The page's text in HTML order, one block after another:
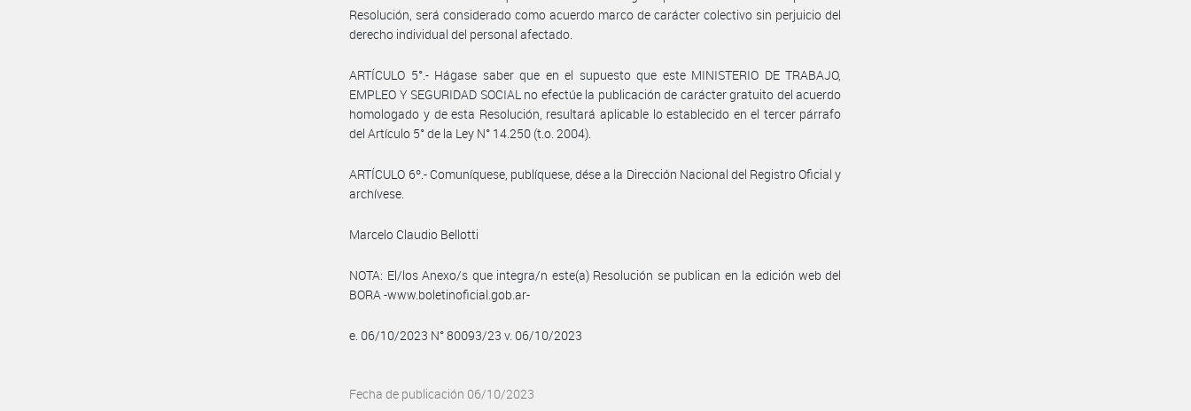
Resolución, será considerado como acuerdo marco de carácter colectivo sin perjuicio del
derecho individual del personal afectado.
ARTÍCULO 5°.- Hágase saber que en el supuesto que este MINISTERIO DE TRABAJO,
EMPLEO Y SEGURIDAD SOCIAL no efectúe la publicación de carácter gratuito del acuerdo
homologado y de esta Resolución, resultará aplicable lo establecido en el tercer párrafo
del Artículo 5° de la Ley N° 14.250 (t.o. 2004).
ARTÍCULO 6º.- Comuníquese, publíquese, dése a la Dirección Nacional del Registro Oficial y
archívese.
Marcelo Claudio Bellotti
NOTA: El/los Anexo/s que integra/n este(a) Resolución se publican en la edición web del
BORA -www.boletinoficial.gob.ar-
e. 06/10/2023 N° 80093/23 v. 06/10/2023
Fecha de publicación 06/10/2023